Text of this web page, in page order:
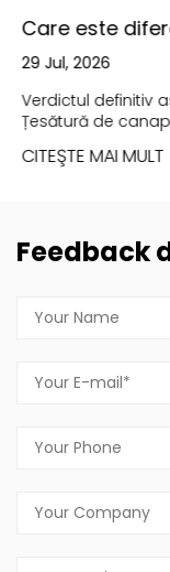
Care este
29 Jul, 2026
Verdictul definitiv
Țesătură de
CITEŞTE MAI MULT
Feedback